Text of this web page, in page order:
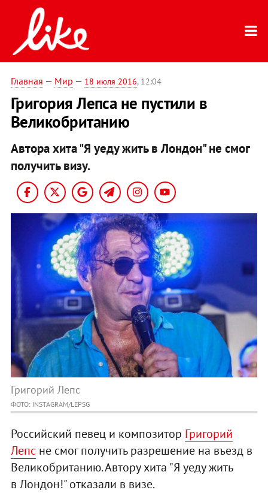
Главная — Мир — 18 июля 2016, 12:04
Григория Лепса не пустили в
Великобританию
Автора хита "Я уеду жить в Лондон" не смог
получить визу.
Григорий Лепс
ФОТО: INSTAGRAM/LEPSG
Российский певец и композитор Григорий
Лепсне смог получить разрешение на въезд в
Великобританию. Автору хита "Я уеду жить
в Лондон!" отказали в визе.